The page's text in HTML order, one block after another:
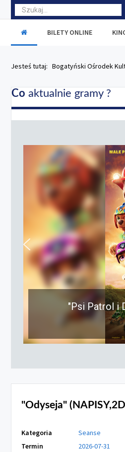
BILETY ONLINE
Jesteś tutaj: Bogatyński Ośrodek
Co aktualnie gramy ?
"Psi Patrol i
"Odyseja"
Kategoria
Seanse
Termin
2026-07-31